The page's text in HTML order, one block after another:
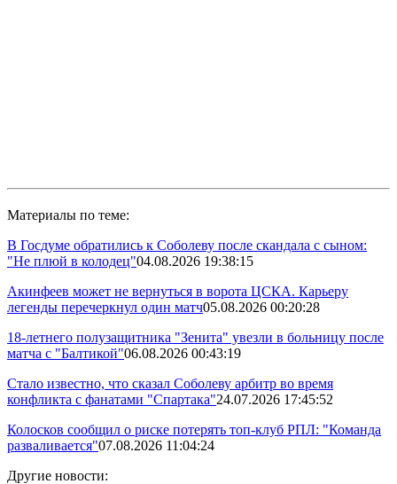
Материалы по теме:
В Госдуме обратились к Соболеву после скандала с сыном:
"Не плюй в колодец"04.08.2026 19:38:15
Акинфеев может не вернуться в ворота ЦСКА. Карьеру
легенды перечеркнул один матч05.08.2026 00:20:28
18-летнего полузащитника "Зенита" увезли в больницу после
матча с "Балтикой"06.08.2026 00:43:19
Стало известно, что сказал Соболеву арбитр во время
конфликта с фанатами "Спартака"24.07.2026 17:45:52
Колосков сообщил о риске потерять топ-клуб РПЛ: "Команда
разваливается"07.08.2026 11:04:24
Другие новости: